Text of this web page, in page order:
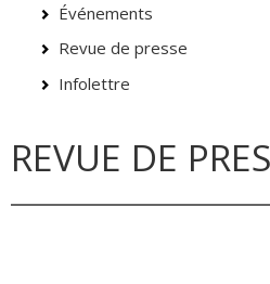
Événements
Revue de presse
Infolettre
REVUE DE